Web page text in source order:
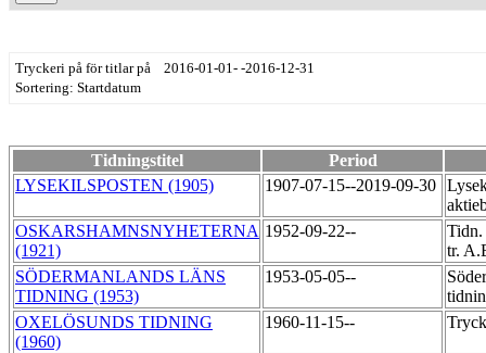
Tryckeri på för titlar på 2016-01-01- -2016-12-31
Sortering: Startdatum
Tidningstitel
Period
LYSEKILSPOSTEN (1905)
1907-07-15--2019-09-30
OSKARSHAMNSNYHETERNA
(1921)
1952-09-22--
Tidn.
tr.
SÖDERMANLANDS LÄNS
TIDNING (1953)
1953-05-05--
OXELÖSUNDS TIDNING
(1960)
1960-11-15--